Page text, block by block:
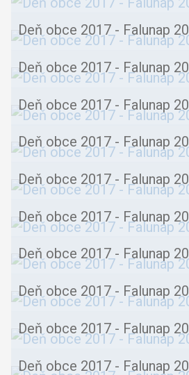
Deň obce 2017 - Falunap
Deň obce 2017 - Falunap
Deň obce 2017 - Falunap
Deň obce 2017 - Falunap
Deň obce 2017 - Falunap
Deň obce 2017 - Falunap
Deň obce 2017 - Falunap
Deň obce 2017 - Falunap
Deň obce 2017 - Falunap
Deň obce 2017 - Falunap